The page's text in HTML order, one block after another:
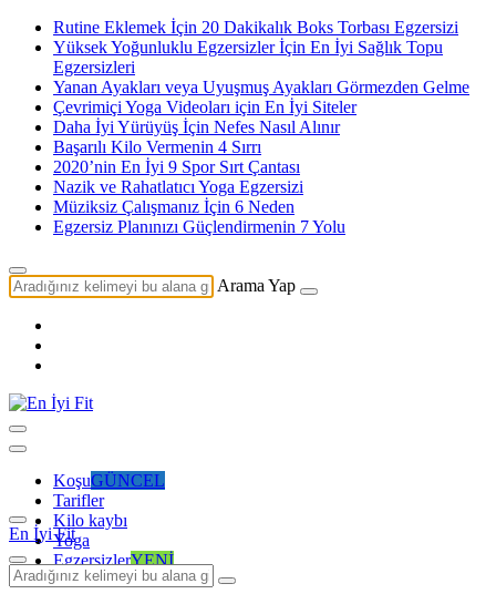
Rutine Eklemek İçin 20 Dakikalık Boks Torbası Egzersizi
Yüksek Yoğunluklu Egzersizler İçin En İyi Sağlık Topu
Egzersizleri
Yanan Ayakları veya Uyuşmuş Ayakları Görmezden Gelme
Çevrimiçi Yoga Videoları için En İyi Siteler
Daha İyi Yürüyüş İçin Nefes Nasıl Alınır
Başarılı Kilo Vermenin 4 Sırrı
2020’nin En İyi 9 Spor Sırt Çantası
Nazik ve Rahatlatıcı Yoga Egzersizi
Müziksiz Çalışmanız İçin 6 Neden
Egzersiz Planınızı Güçlendirmenin 7 Yolu
Arama Yap
KoşuGÜNCEL
Tarifler
Kilo kaybı
Yoga
EgzersizlerYENİ
En İyi Fit